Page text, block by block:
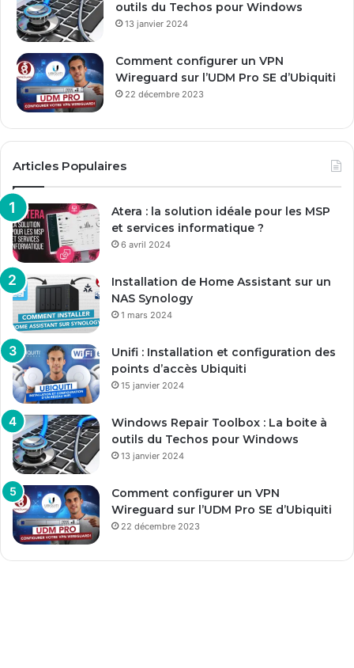
outils du Techos pour Windows
13 janvier 2024
Comment configurer un VPN
Wireguard sur l’UDM Pro SE d’Ubiquiti
22 décembre 2023
Articles Populaires
Atera : la solution idéale pour les MSP
et services informatique ?
6 avril 2024
Installation de Home Assistant sur un
NAS Synology
1 mars 2024
Unifi : Installation et configuration des
points d’accès Ubiquiti
15 janvier 2024
Windows Repair Toolbox : La boite à
outils du Techos pour Windows
13 janvier 2024
Comment configurer un VPN
Wireguard sur l’UDM Pro SE d’Ubiquiti
22 décembre 2023